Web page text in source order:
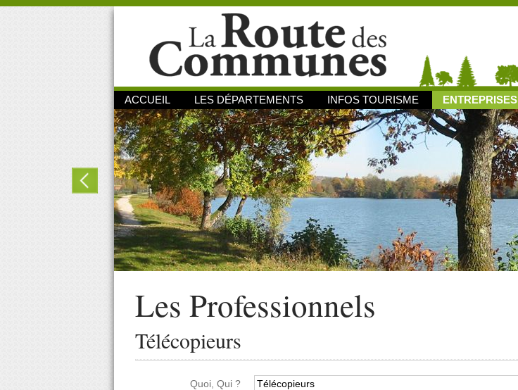
ACCUEIL LES DÉPARTEMENTS INFOS TOURISME ENTREPRISES
Les Professionnels
Télécopieurs
Quoi, Qui ?